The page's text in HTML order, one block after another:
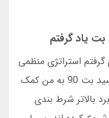
یاد گرفتم
تصمیم گرفتم استراتژی منظمی
اتخاذ کنم. در اکسید بت، سیستم اکسید بت 90 به من کمک
بالاتر شرط بندی